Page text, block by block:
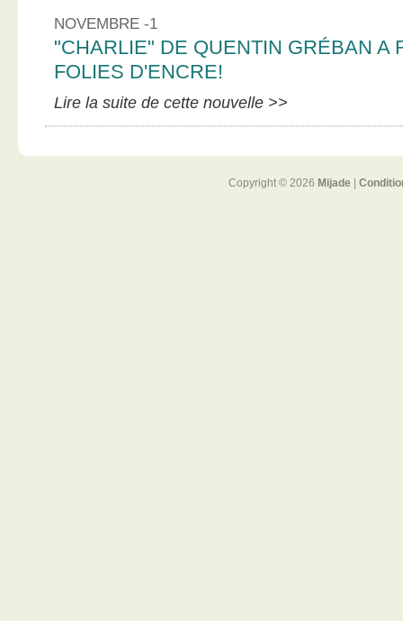
NOVEMBRE -1
"CHARLIE" DE QUENTIN GRÉBAN A
FOLIES D'ENCRE!
Lire la suite de cette nouvelle >>
Copyright © 2026 Mijade|